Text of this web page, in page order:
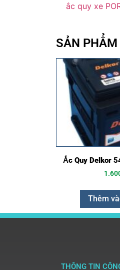
ắc quy xe
SẢN
Ắc Quy Delkor
Thêm
THÔNG TIN